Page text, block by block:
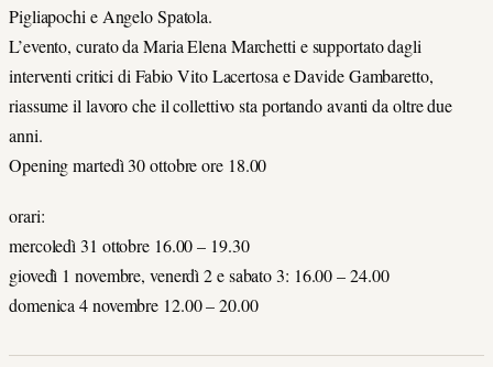
Pigliapochi e Angelo Spatola.
L’evento, curato da Maria Elena Marchetti e supportato dagli
interventi critici di Fabio Vito Lacertosa e Davide Gambaretto,
riassume il lavoro che il collettivo sta portando avanti da oltre due
anni.
Opening martedì 30 ottobre ore 18.00
orari:
mercoledì 31 ottobre 16.00 – 19.30
giovedì 1 novembre, venerdì 2 e sabato 3: 16.00 – 24.00
domenica 4 novembre 12.00 – 20.00